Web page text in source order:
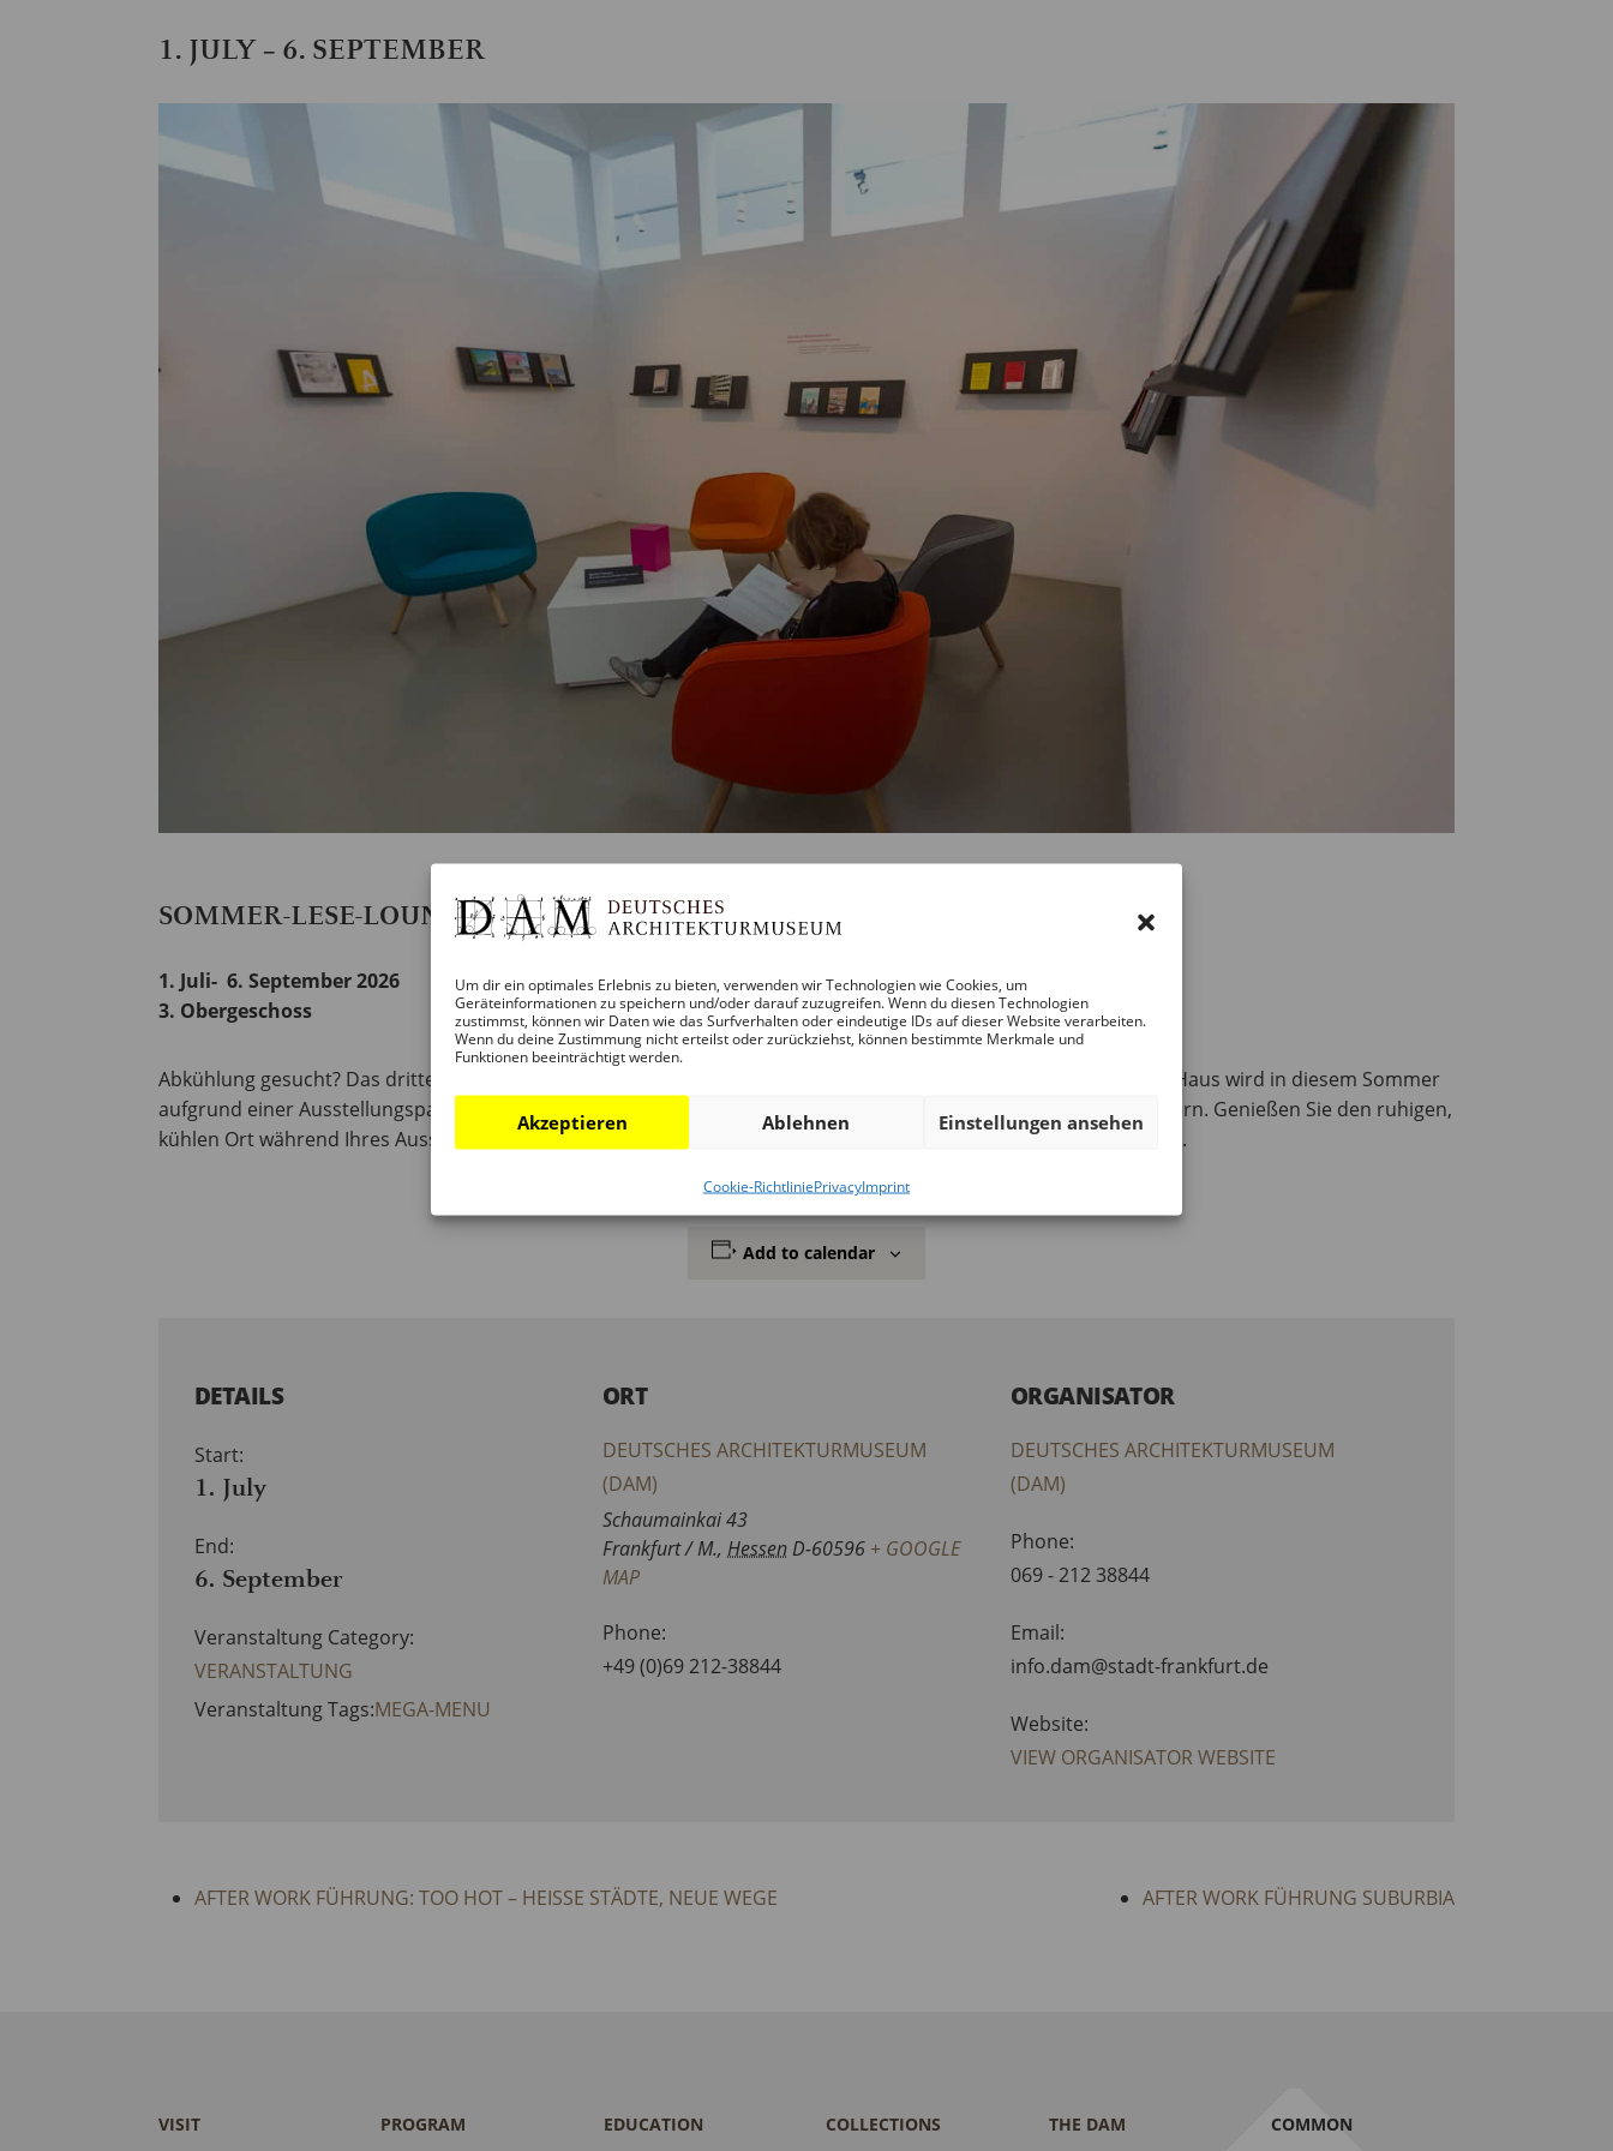
Um dir ein optimales Erlebnis zu bieten, verwenden wir Technologien wie Cookies, um
Geräteinformationen zu speichern und/oder darauf zuzugreifen. Wenn du diesen Technologien
zustimmst, können wir Daten wie das Surfverhalten oder eindeutige IDs auf dieser Website verarbeiten.
Wenn du deine Zustimmung nicht erteilst oder zurückziehst, können bestimmte Merkmale und
Funktionen beeinträchtigt werden.
Akzeptieren Ablehnen Einstellungen ansehen
Cookie-RichtliniePrivacyImprint
1. JULY – 6. SEPTEMBER
SOMMER-LESE-LOUNGE IM DAM
1. Juli- 6. September 2026
3. Obergeschoss
Abkühlung gesucht? Das dritte Obergeschoss des Deutschen Architekturmuseums mit dem ikonischen Haus im Haus wird in diesem Sommer
aufgrund einer Ausstellungspause zur Sommer-Lounge mit Sitzgelegenheiten und Architekturbüchern zum Stöbern. Genießen Sie den ruhigen,
kühlen Ort während Ihres Ausstellungsbesuchs für eine Pause zwischendurch mit Blick auf die Frankfurter Skyline.
Add to calendar
DETAILS
Start:
1. July
End:
6. September
Veranstaltung Category:
VERANSTALTUNG
Veranstaltung Tags:MEGA-MENU
ORT
DEUTSCHES ARCHITEKTURMUSEUM
(DAM)
Schaumainkai 43
Frankfurt / M., HessenD-60596 + GOOGLE
MAP
Phone:
+49 (0)69 212-38844
ORGANISATOR
DEUTSCHES ARCHITEKTURMUSEUM
(DAM)
Phone:
069 - 212 38844
Email:
info.dam@stadt-frankfurt.de
Website:
VIEW ORGANISATOR WEBSITE
AFTER WORK FÜHRUNG: TOO HOT – HEISSE STÄDTE, NEUE WEGE AFTER WORK FÜHRUNG SUBURBIA
VISIT
PROGRAM
EDUCATION
COLLECTIONS
THE DAM
COMMON